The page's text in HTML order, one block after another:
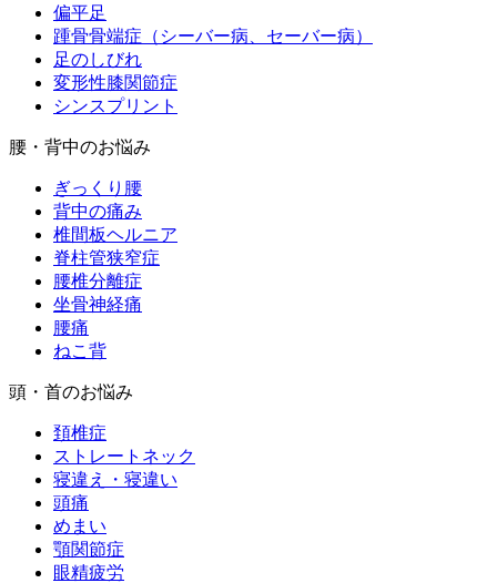
偏平足
踵骨骨端症（シーバー病、セーバー病）
足のしびれ
変形性膝関節症
シンスプリント
腰・背中のお悩み
ぎっくり腰
背中の痛み
椎間板ヘルニア
脊柱管狭窄症
腰椎分離症
坐骨神経痛
腰痛
ねこ背
頭・首のお悩み
頚椎症
ストレートネック
寝違え・寝違い
頭痛
めまい
顎関節症
眼精疲労